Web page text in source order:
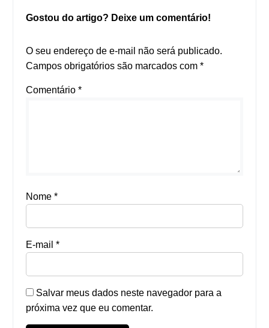
Gostou do artigo? Deixe um comentário!
O seu endereço de e-mail não será publicado.
Campos obrigatórios são marcados com *
Comentário *
Nome *
E-mail *
Salvar meus dados neste navegador para a
próxima vez que eu comentar.